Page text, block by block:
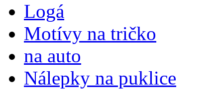
Logá
Motívy na tričko
na auto
Nálepky na puklice